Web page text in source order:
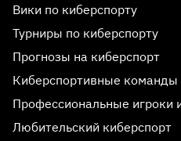
Вики по киберспорту
Турниры по киберспорту
Прогнозы на киберспорт
Киберспортивные команды
Профессиональные игроки
Любительский киберспорт